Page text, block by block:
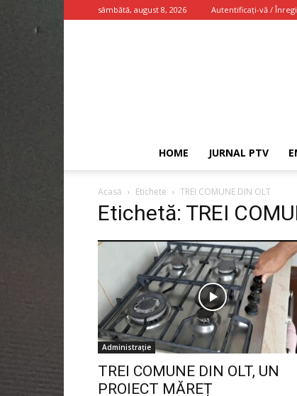
sâmbătă, august 8, 2026 Autentificați-vă /
HOME JURNAL PTV
Acasă Etichete TREI COMUNE DIN OLT
Etichetă: TREI
Administrație
TREI COMUNE DIN OLT, UN
PROIECT MĂREȚ